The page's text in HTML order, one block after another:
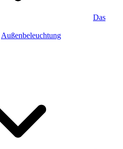
Das
Außenbeleuchtung